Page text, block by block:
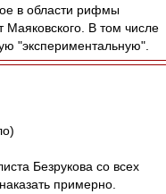
в области рифмы
Маяковского. В том числе
"экспериментальную".
Безрукова со всех
примерно.